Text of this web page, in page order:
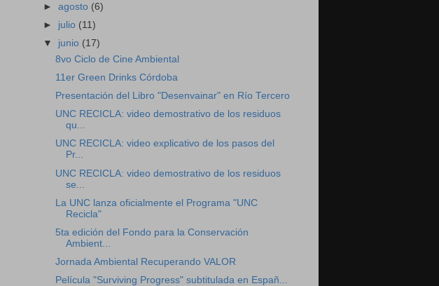
►agosto (6)
► julio (11)
▼ junio (17)
8vo Ciclo de Cine Ambiental
11er Green Drinks Córdoba
Presentación del Libro "Desenvainar" en Río Tercero
UNC RECICLA: video demostrativo de los residuos
qu...
UNC RECICLA: video explicativo de los pasos del
Pr...
UNC RECICLA: video demostrativo de los residuos
se...
La UNC lanza oficialmente el Programa "UNC
Recicla"
5ta edición del Fondo para la Conservación
Ambient...
Jornada Ambiental Recuperando VALOR
Película "Surviving Progress" subtitulada en Españ...